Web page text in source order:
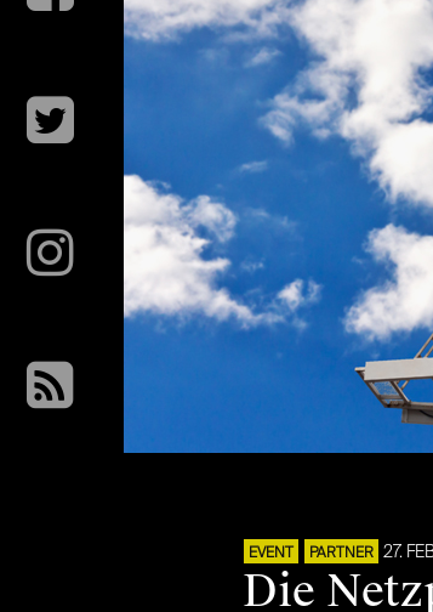
EVENT PARTNER 27.
Die